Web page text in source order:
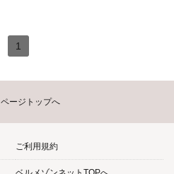
1
ページトップへ
ご利用規約